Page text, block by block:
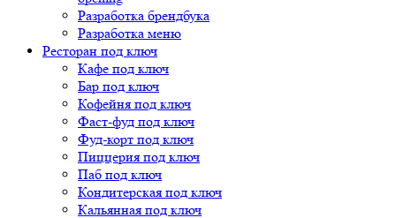
Разработка брендбука
Разработка меню
Ресторан под ключ
Кафе под ключ
Бар под ключ
Кофейня под ключ
Фаст-фуд под ключ
Фуд-корт под ключ
Пиццерия под ключ
Паб под ключ
Кондитерская под ключ
Кальянная под ключ